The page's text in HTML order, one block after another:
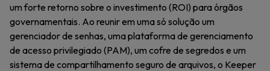
um forte retorno sobre o investimento (ROI) para órgãos
governamentais. Ao reunir em uma só solução um
gerenciador de senhas, uma plataforma de gerenciamento
de acesso privilegiado (PAM), um cofre de segredos e um
sistema de compartilhamento seguro de arquivos, o Keeper